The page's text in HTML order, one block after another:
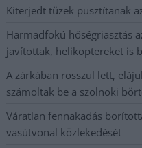
Kiterjedt tüzek pusztítanak
Harmadfokú hőségriasztás
javítottak, helikoptereket is
A zárkában rosszul lett,
számoltak be a szolnoki
Váratlan fennakadás
vasútvonal közlekedését